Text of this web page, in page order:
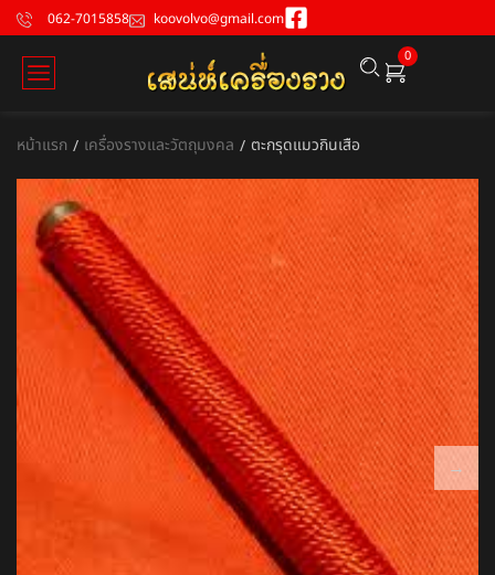
062-7015858 koovolvo@gmail.com
0
หน้าแรก / เครื่องรางและวัตถุมงคล / ตะกรุดแมวกินเสือ